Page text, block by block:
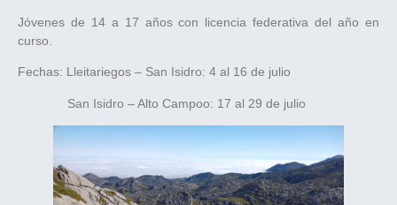
Jóvenes de 14 a 17 años con licencia federativa del año en
curso.
Fechas: Lleitariegos – San Isidro: 4 al 16 de julio
San Isidro – Alto Campoo: 17 al 29 de julio